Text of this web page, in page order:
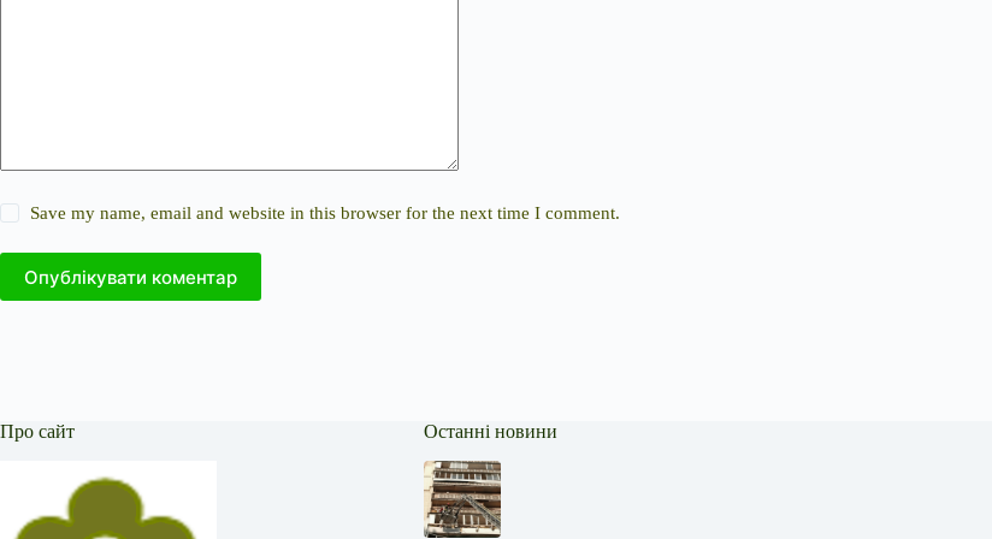
Save my name, email and website in this browser for the next time I comment.
Опублікувати коментар
Про сайт Останні новини